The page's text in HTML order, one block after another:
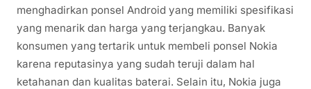
menghadirkan ponsel Android yang memiliki spesifikasi
yang menarik dan harga yang terjangkau. Banyak
konsumen yang tertarik untuk membeli ponsel Nokia
karena reputasinya yang sudah teruji dalam hal
ketahanan dan kualitas baterai. Selain itu, Nokia juga